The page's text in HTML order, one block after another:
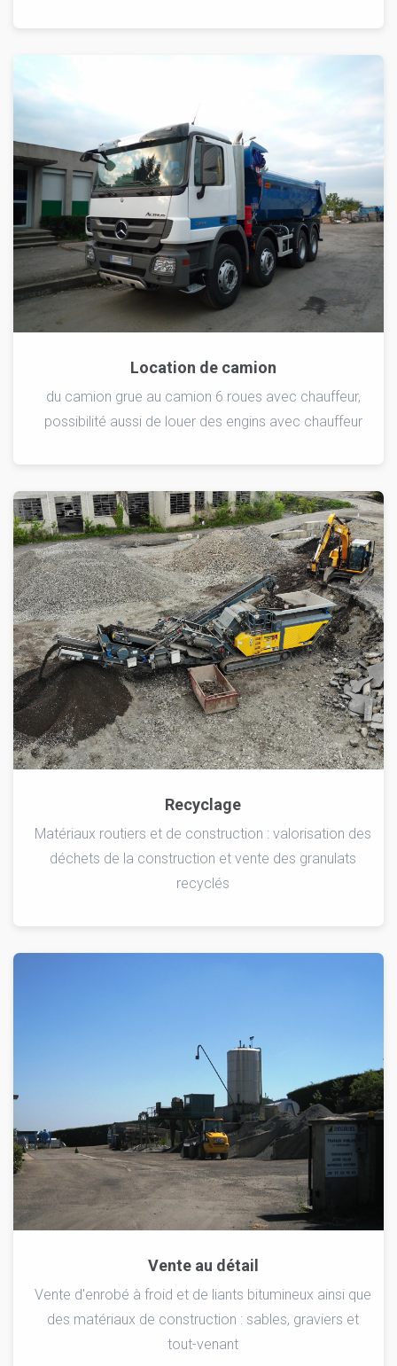
Location de camion
du camion grue au camion 6 roues avec chauffeur,
possibilité aussi de louer des engins avec chauffeur
Recyclage
Matériaux routiers et de construction : valorisation des
déchets de la construction et vente des granulats
recyclés
Vente au détail
Vente d'enrobé à froid et de liants bitumineux ainsi que
des matériaux de construction : sables, graviers et
tout-venant